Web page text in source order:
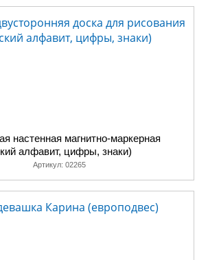
настенная магнитно-маркерная
алфавит, цифры, знаки)
Артикул: 02265